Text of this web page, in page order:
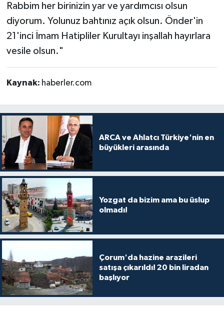
Rabbim her birinizin yar ve yardımcısı olsun
diyorum. Yolunuz bahtınız açık olsun. Önder'in
21'inci İmam Hatipliler Kurultayı inşallah hayırlara
vesile olsun."
Kaynak: haberler.com
ARCA ve Ahlatcı Türkiye'nin en
büyükleri arasında
Yozgat da bizim ama bu üslup
olmadı!
Çorum'da hazine arazileri
satışa çıkarıldı! 20 bin liradan
başlıyor